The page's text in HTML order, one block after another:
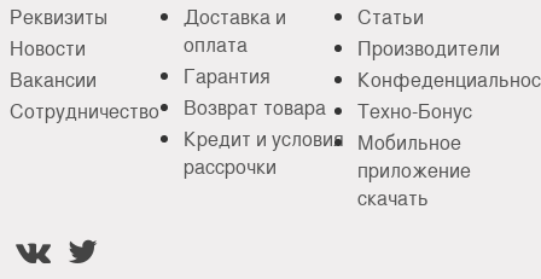
Реквизиты
Новости
Вакансии
Сотрудничество
Доставка и
оплата
Гарантия
Возврат товара
Кредит и условия
рассрочки
Статьи
Производители
Техно-Бонус
Мобильное
приложение
скачать
 